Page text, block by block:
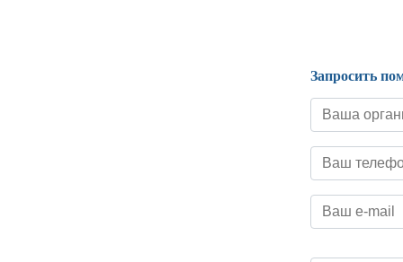
Запросить